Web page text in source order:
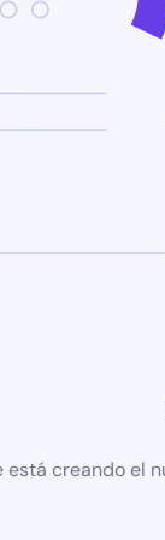
está creando el